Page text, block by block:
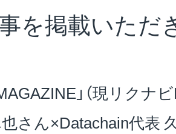
を掲載いただ
」（現リクナ
也さん×Datachain代表